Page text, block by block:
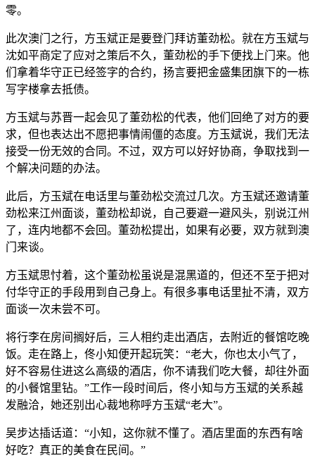
零。
此次澳门之行，方玉斌正是要登门拜访董劲松。就在方玉斌与
沈如平商定了应对之策后不久，董劲松的手下便找上门来。他
们拿着华守正已经签字的合约，扬言要把金盛集团旗下的一栋
写字楼拿去抵债。
方玉斌与苏晋一起会见了董劲松的代表，他们回绝了对方的要
求，但也表达出不愿把事情闹僵的态度。方玉斌说，我们无法
接受一份无效的合同。不过，双方可以好好协商，争取找到一
个解决问题的办法。
此后，方玉斌在电话里与董劲松交流过几次。方玉斌还邀请董
劲松来江州面谈，董劲松却说，自己要避一避风头，别说江州
了，连内地都不会回。董劲松提出，如果有必要，双方就到澳
门来谈。
方玉斌思忖着，这个董劲松虽说是混黑道的，但还不至于把对
付华守正的手段用到自己身上。有很多事电话里扯不清，双方
面谈一次未尝不可。
将行李在房间搁好后，三人相约走出酒店，去附近的餐馆吃晚
饭。走在路上，佟小知便开起玩笑：“老大，你也太小气了，
好不容易住进这么高级的酒店，你不请我们吃大餐，却往外面
的小餐馆里钻。”工作一段时间后，佟小知与方玉斌的关系越
发融洽，她还别出心裁地称呼方玉斌“老大”。
吴步达插话道：“小知，这你就不懂了。酒店里面的东西有啥
好吃？真正的美食在民间。”